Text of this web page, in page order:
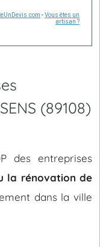
-Vous êtes un
artisan ?
(89108)
des entreprises
la rénovation de
dans la ville